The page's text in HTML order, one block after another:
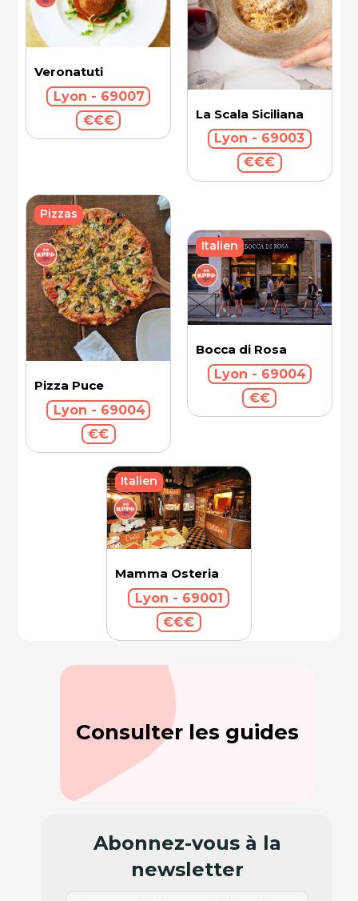
Veronatuti
Lyon - 69007
€€€
La Scala Siciliana
Lyon - 69003
€€€
Pizza Puce
Lyon - 69004
€€
Pizzas
Bocca di Rosa
Lyon - 69004
€€
Italien
Mamma Osteria
Lyon - 69001
€€€
Italien
Consulter les guides
Abonnez-vous à la
newsletter